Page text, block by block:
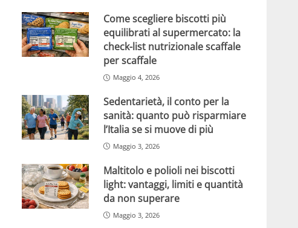
Come scegliere biscotti più
equilibrati al supermercato: la
check-list nutrizionale scaffale
per scaffale
Maggio 4, 2026
Sedentarietà, il conto per la
sanità: quanto può risparmiare
l’Italia se si muove di più
Maggio 3, 2026
Maltitolo e polioli nei biscotti
light: vantaggi, limiti e quantità
da non superare
Maggio 3, 2026